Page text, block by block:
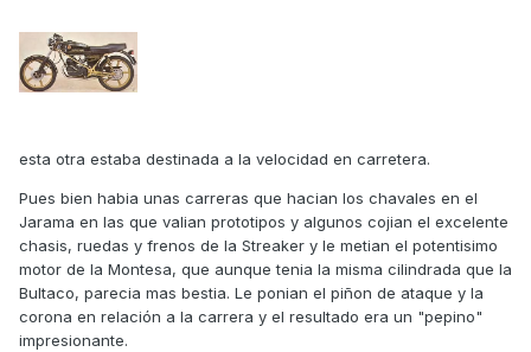
esta otra estaba destinada a la velocidad en carretera.
Pues bien habia unas carreras que hacian los chavales en el
Jarama en las que valian prototipos y algunos cojian el excelente
chasis, ruedas y frenos de la Streaker y le metian el potentisimo
motor de la Montesa, que aunque tenia la misma cilindrada que la
Bultaco, parecia mas bestia. Le ponian el piñon de ataque y la
corona en relación a la carrera y el resultado era un "pepino"
impresionante.